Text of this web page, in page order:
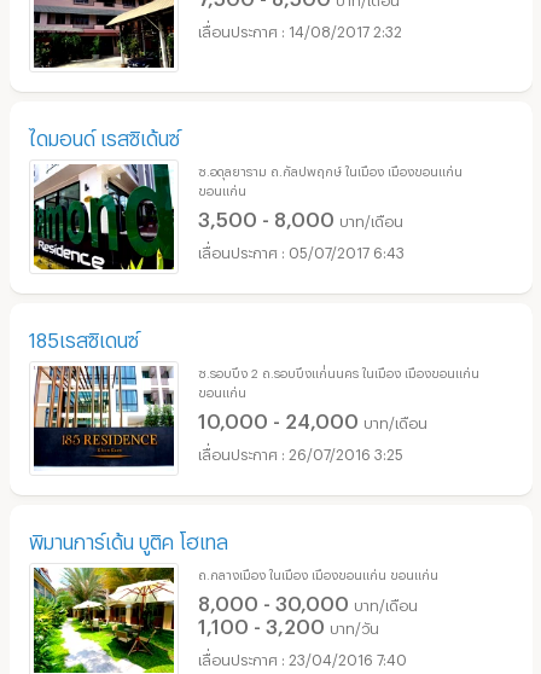
14/08/2017 2:32
ไดมอนด์ เรสซิเด้นซ์
ซ.อดุลยาราม ถ.กัลปพฤกษ์ ในเมือง เมืองขอนแก่น
ขอนแก่น
3,500 - 8,000 บาท/เดือน
05/07/2017 6:43
185เรสซิเดนซ์
ซ.รอบบึง 2 ถ.รอบบึงแก่่นนคร ในเมือง เมืองขอนแก่น
ขอนแก่น
10,000 - 24,000 บาท/เดือน
26/07/2016 3:25
พิมานการ์เด้น บูติค โฮเทล
ถ.กลางเมือง ในเมือง เมืองขอนแก่น ขอนแก่น
8,000 - 30,000 บาท/เดือน
1,100 - 3,200 บาท/วัน
23/04/2016 7:40